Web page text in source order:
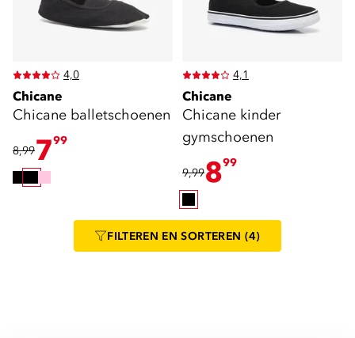
4,0
Chicane
Chicane balletschoenen
8,99799
4,1
Chicane
Chicane kinder
gymschoenen
9,99899
FILTEREN EN SORTEREN (4)